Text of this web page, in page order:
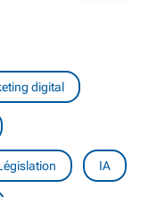
digital
IA